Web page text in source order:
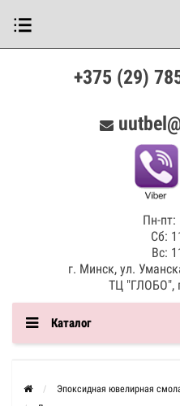
+375 (29)
Пн-пт:
Сб:
Вс:
г. Минск, ул.
ТЦ "ГЛОБО",
Каталог
Эпоксидная ювелирная